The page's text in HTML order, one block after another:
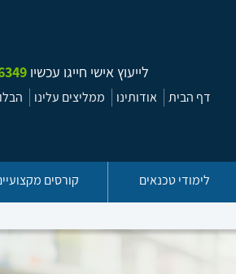
לייעוץ אישי חייגו עכשיו
דף הבית אודותינו ממליצים עלינו
לימודי טכנאים קורסים